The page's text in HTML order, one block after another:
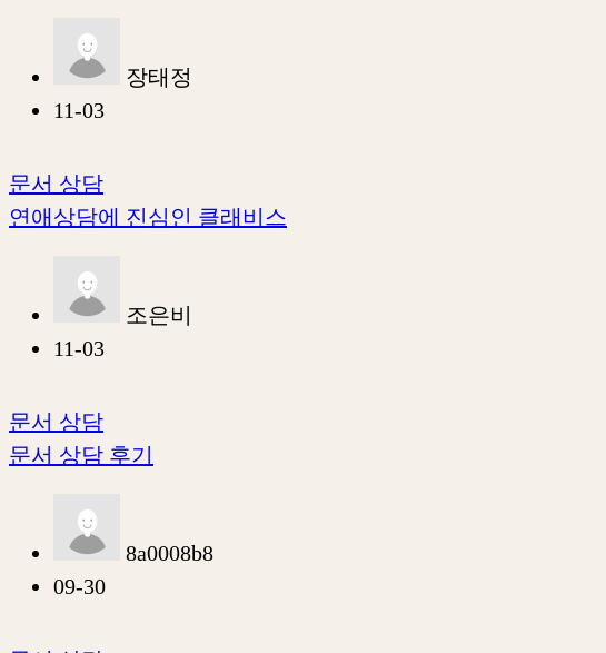
장태정
11-03
문서 상담
연애상담에 진심인 클래비스
조은비
11-03
문서 상담
문서 상담 후기
8a0008b8
09-30